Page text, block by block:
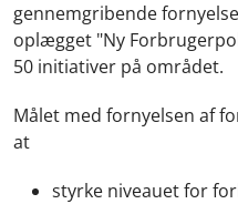
gennemgribende
oplægget "Ny
50 initiativer på området.
Målet med fornyelsen af
at
styrke niveauet for